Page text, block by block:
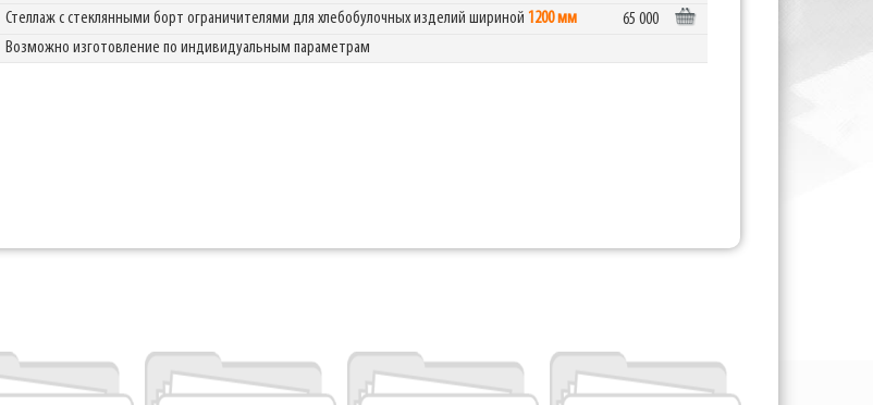
торгового оборудования
Стеллаж с стеклянными борт ограничителями для хлебобулочных изделий шириной 1200 мм
65 000
Возможно изготовление по индивидуальным параметрам